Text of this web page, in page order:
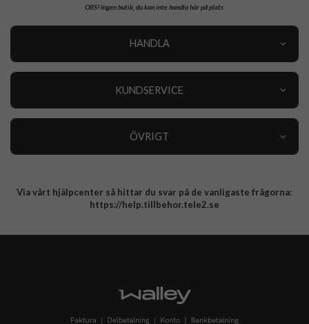
OBS!Ingen butik, du kan inte handla här på plats
HANDLA
KUNDSERVICE
ÖVRIGT
Integritetspolicy
Via vårt hjälpcenter så hittar du svar på de vanligaste frågorna:
https://help.tillbehor.tele2.se